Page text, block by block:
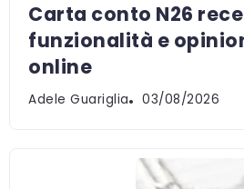
Carta conto N26
funzionalità e
online
Adele Guariglia 03/08/2026